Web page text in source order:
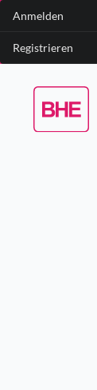
Anmelden
Registrieren